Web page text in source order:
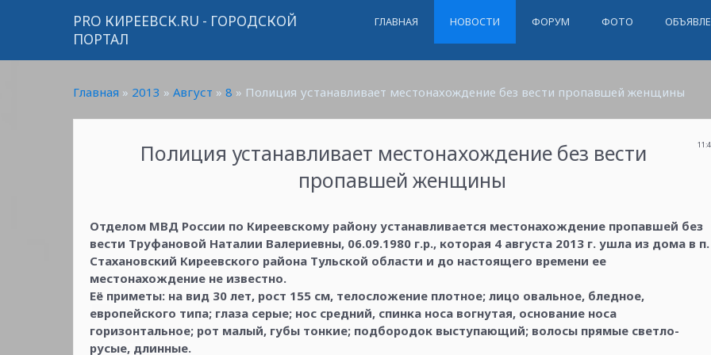
PRO КИРЕЕВСК.RU - ГОРОДСКОЙ
ПОРТАЛ
ГЛАВНАЯ НОВОСТИ ФОРУМ ФОТО
Главная » 2013 » Август » 8 » Полиция устанавливает местонахождение без вести пропавшей женщины
Полиция устанавливает местонахождение без вести
пропавшей женщины
Отделом МВД России по Киреевскому району устанавливается местонахождение пропавшей без
вести Труфановой Наталии Валериевны, 06.09.1980 г.р., которая 4 августа 2013 г. ушла из дома в п.
Стахановский Киреевского района Тульской области и до настоящего времени ее
местонахождение не известно.
Её приметы: на вид 30 лет, рост 155 см, телосложение плотное; лицо овальное, бледное,
европейского типа; глаза серые; нос средний, спинка носа вогнутая, основание носа
горизонтальное; рот малый, губы тонкие; подбородок выступающий; волосы прямые светло-
русые, длинные.